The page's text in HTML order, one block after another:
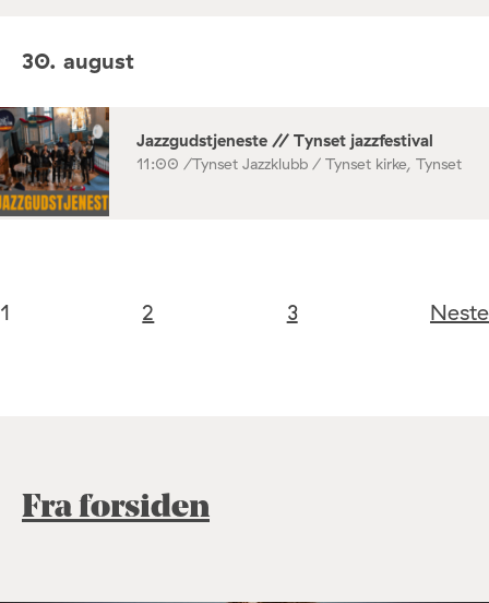
30. august
Jazzgudstjeneste // Tynset jazzfestival
11:00 /Tynset Jazzklubb / Tynset kirke, Tynset
1 2 3 Neste
Fra forsiden